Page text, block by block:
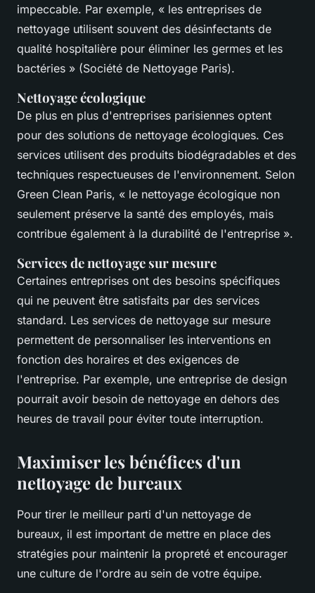
impeccable. Par exemple, « les entreprises de
nettoyage utilisent souvent des désinfectants de
qualité hospitalière pour éliminer les germes et les
bactéries » (Société de Nettoyage Paris).
Nettoyage écologique
De plus en plus d'entreprises parisiennes optent
pour des solutions de nettoyage écologiques. Ces
services utilisent des produits biodégradables et des
techniques respectueuses de l'environnement. Selon
Green Clean Paris, « le nettoyage écologique non
seulement préserve la santé des employés, mais
contribue également à la durabilité de l'entreprise ».
Services de nettoyage sur mesure
Certaines entreprises ont des besoins spécifiques
qui ne peuvent être satisfaits par des services
standard. Les services de nettoyage sur mesure
permettent de personnaliser les interventions en
fonction des horaires et des exigences de
l'entreprise. Par exemple, une entreprise de design
pourrait avoir besoin de nettoyage en dehors des
heures de travail pour éviter toute interruption.
Maximiser les bénéfices d'un
nettoyage de bureaux
Pour tirer le meilleur parti d'un nettoyage de
bureaux, il est important de mettre en place des
stratégies pour maintenir la propreté et encourager
une culture de l'ordre au sein de votre équipe.